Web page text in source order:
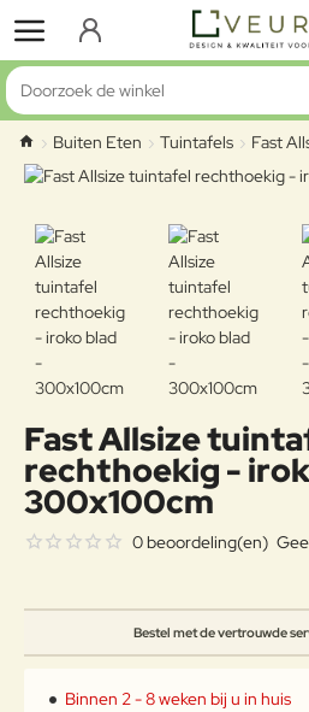
Doorzoek de winkel
home
Buiten Eten Tuintafels Fast
Fast Allsize
rechthoekig -
300x100cm
Bestel met de vertrouwde
0 beoordeling(en)
Binnen 2 - 8 weken bij u in huis